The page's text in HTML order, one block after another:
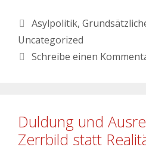
Asylpolitik,
Uncategorized
Schreibe einen
Duldung und
Zerrbild statt